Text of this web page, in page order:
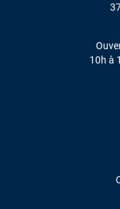
10h à